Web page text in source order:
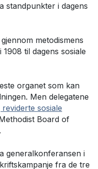
standpunkter i dagens
metodismens
til dagens sosiale
organet som kan
Men delegatene
sosiale
Board of
generalkonferansen i
fra de tre